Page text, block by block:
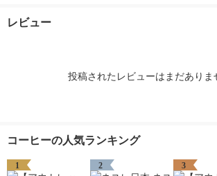
レビュー
投稿されたレビューはまだありま
コーヒーの人気ランキング
1 2 3